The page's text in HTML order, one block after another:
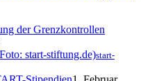
der Grenzkontrollen
start-